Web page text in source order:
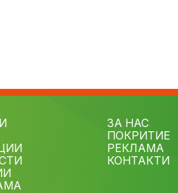
ЗА НАС
ПОКРИТИЕ
РЕКЛАМА
КОНТАКТИ